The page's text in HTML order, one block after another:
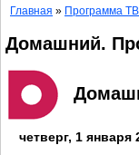
Главная » Программа ТВ
Домашний.
четверг, 1 января